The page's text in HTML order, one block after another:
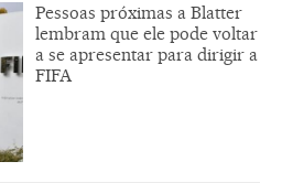
Pessoas próximas a Blatter
lembram que ele pode voltar
a se apresentar para dirigir a
FIFA